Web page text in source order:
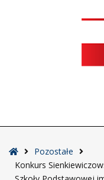
Strona
główna
Pozostałe
Konkurs